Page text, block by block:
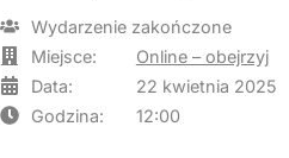
Wydarzenie zakończone
Miejsce:
Online – obejrzyj
Data:
22 kwietnia 2025
Godzina:
12:00